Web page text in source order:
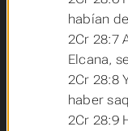
habían
2Cr 28:7
Elcana,
2Cr 28:8
haber
2Cr 28:9